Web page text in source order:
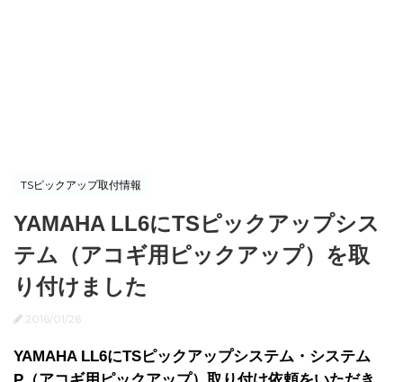
TSピックアップ取付情報
YAMAHA LL6にTSピックアップシス
テム（アコギ用ピックアップ）を取
り付けました
2016/01/26
YAMAHA LL6にTSピックアップシステム・システム